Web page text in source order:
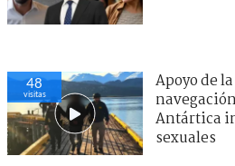
48
visitas
Apoyo de
Antártica
sexuales